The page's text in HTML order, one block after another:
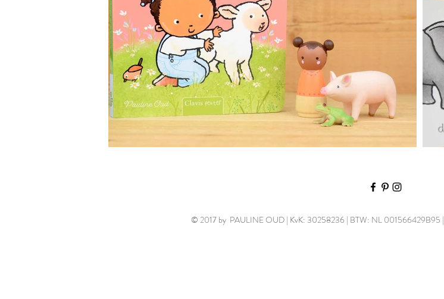
© 2017 by PAULINE OUD | KvK: 30258236 | BTW: NL 001566429B95 |